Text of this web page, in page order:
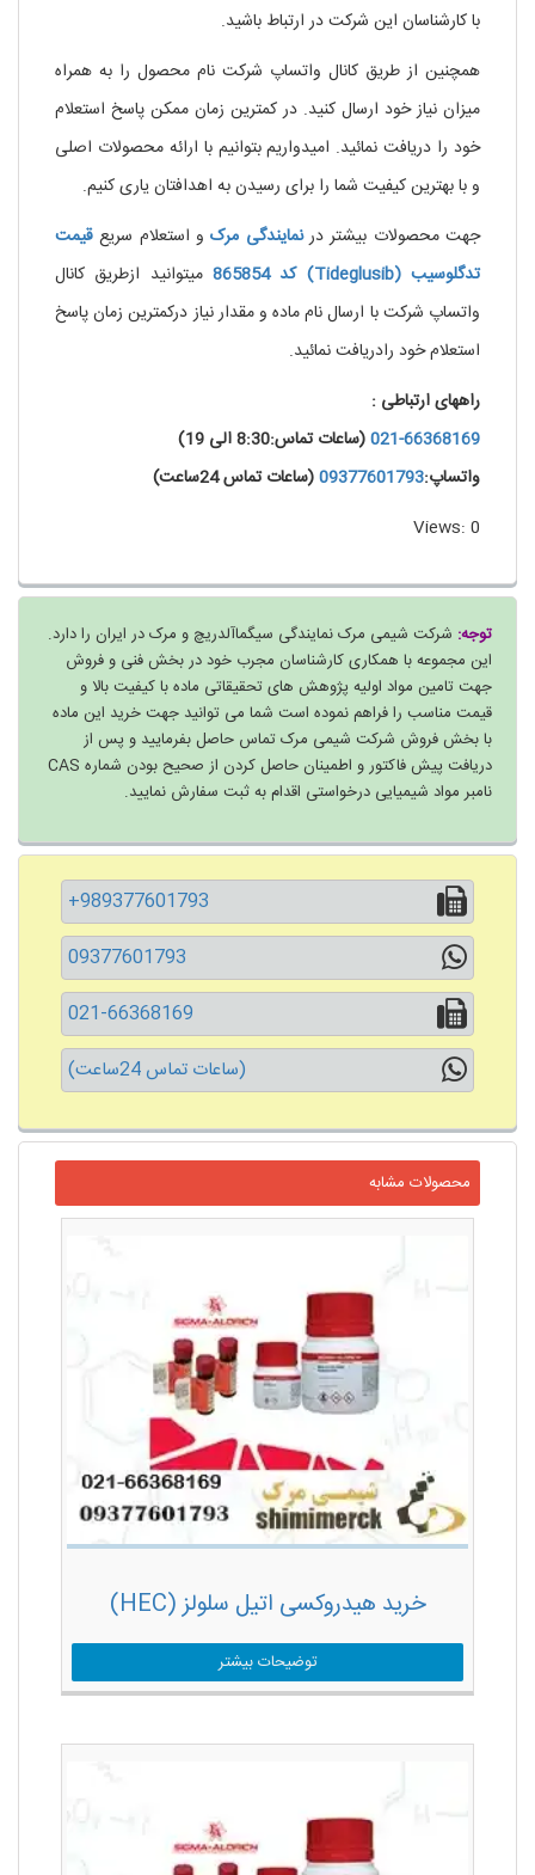
با کارشناسان این شرکت در ارتباط باشید.
همچنین از طریق کانال واتساپ شرکت نام محصول را به همراه
میزان نیاز خود ارسال کنید. در کمترین زمان ممکن پاسخ استعلام
خود را دریافت نمائید. امیدواریم بتوانیم با ارائه محصولات اصلی
و با بهترین کیفیت شما را برای رسیدن به اهدافتان یاری کنیم.
جهت محصولات بیشتر درنمایندگی مرک و استعلام سریع قیمت
تدگلوسیب (Tideglusib) کد 865854
میتوانید ازطریق کانال
واتساپ شرکت با ارسال نام ماده و مقدار نیاز درکمترین زمان پاسخ
استعلام خود رادریافت نمائید.
راههای ارتباطی :
021-66368169(ساعات تماس:8:30 الی 19)
واتساپ:09377601793(ساعات تماس 24ساعت)
Views: 0
توجه: شرکت شیمی مرک نمایندگی سیگماآلدریچ و مرک در ایران را دارد.
این مجموعه با همکاری کارشناسان مجرب خود در بخش فنی و فروش
جهت تامین مواد اولیه پژوهش های تحقیقاتی ماده با کیفیت بالا و
قیمت مناسب را فراهم نموده است شما می توانید جهت خرید این ماده
با بخش فروش شرکت شیمی مرک تماس حاصل بفرمایید و پس از
دریافت پیش فاکتور و اطمینان حاصل کردن از صحیح بودن شماره CAS
نامبر مواد شیمیایی درخواستی اقدام به ثبت سفارش نمایید.
+989377601793
09377601793
021-66368169
(ساعات تماس 24ساعت)
محصولات مشابه
خرید هیدروکسی اتیل سلولز (HEC)
توضیحات بیشتر